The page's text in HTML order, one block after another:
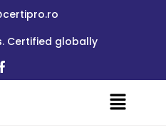
Certified globally